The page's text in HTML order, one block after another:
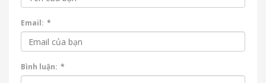
Email: *
Bình luận: *